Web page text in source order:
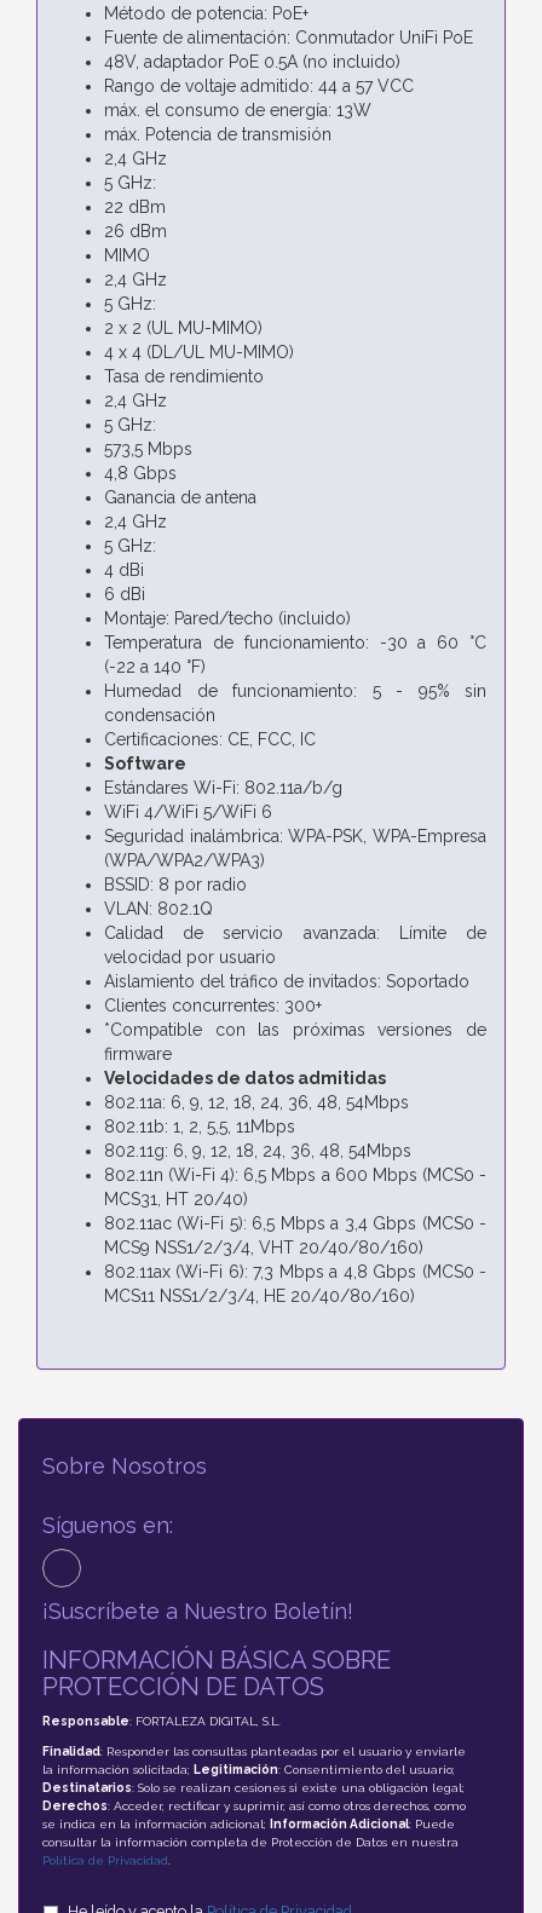
Método de potencia: PoE+
Fuente de alimentación: Conmutador UniFi PoE
48V, adaptador PoE 0.5A (no incluido)
Rango de voltaje admitido: 44 a 57 VCC
máx. el consumo de energía: 13W
máx. Potencia de transmisión
2,4 GHz
5 GHz:
22 dBm
26 dBm
MIMO
2,4 GHz
5 GHz:
2 x 2 (UL MU-MIMO)
4 x 4 (DL/UL MU-MIMO)
Tasa de rendimiento
2,4 GHz
5 GHz:
573,5 Mbps
4,8 Gbps
Ganancia de antena
2,4 GHz
5 GHz:
4 dBi
6 dBi
Montaje: Pared/techo (incluido)
Temperatura de funcionamiento: -30 a 60 °C
(-22 a 140 °F)
Humedad de funcionamiento: 5 - 95% sin
condensación
Certificaciones: CE, FCC, IC
Software
Estándares Wi-Fi: 802.11a/b/g
WiFi 4/WiFi 5/WiFi 6
Seguridad inalámbrica: WPA-PSK, WPA-Empresa
(WPA/WPA2/WPA3)
BSSID: 8 por radio
VLAN: 802.1Q
Calidad de servicio avanzada: Límite de
velocidad por usuario
Aislamiento del tráfico de invitados: Soportado
Clientes concurrentes: 300+
*Compatible con las próximas versiones de
firmware
Velocidades de datos admitidas
802.11a: 6, 9, 12, 18, 24, 36, 48, 54Mbps
802.11b: 1, 2, 5,5, 11Mbps
802.11g: 6, 9, 12, 18, 24, 36, 48, 54Mbps
802.11n (Wi-Fi 4): 6,5 Mbps a 600 Mbps (MCS0 -
MCS31, HT 20/40)
802.11ac (Wi-Fi 5): 6,5 Mbps a 3,4 Gbps (MCS0 -
MCS9 NSS1/2/3/4, VHT 20/40/80/160)
802.11ax (Wi-Fi 6): 7,3 Mbps a 4,8 Gbps (MCS0 -
MCS11 NSS1/2/3/4, HE 20/40/80/160)
Sobre Nosotros
Síguenos en:
¡Suscríbete a Nuestro Boletín!
INFORMACIÓN BÁSICA SOBRE
PROTECCIÓN DE DATOS
Responsable: FORTALEZA DIGITAL, S.L.
Finalidad: Responder las consultas planteadas por el usuario y enviarle
la información solicitada; Legitimación: Consentimiento del usuario;
Destinatarios: Solo se realizan cesiones si existe una obligación legal;
Derechos: Acceder, rectificar y suprimir, así como otros derechos, como
se indica en la información adicional;
Información Adicional: Puede
consultar la información completa de Protección de Datos en nuestra
Política de Privacidad